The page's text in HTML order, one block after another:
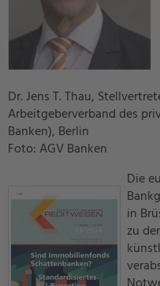
Dr. Jens T. Thau,
Arbeitgeberverband des
Banken), Berlin
Foto: AGV Banken
Die
in
zu